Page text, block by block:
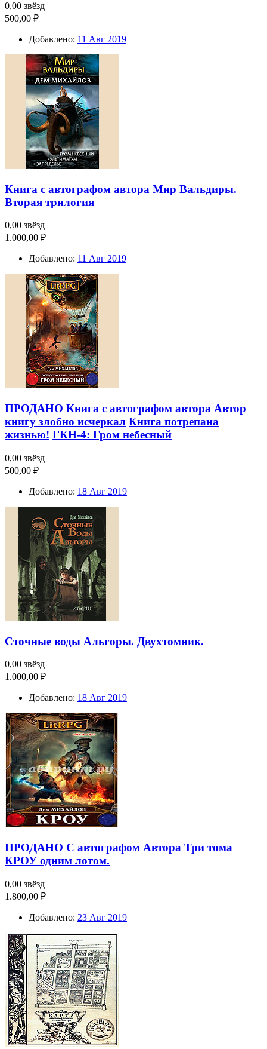
0,00 звёзд
500,00 ₽
Добавлено: 11 Авг 2019
Книга с автографом автора Мир Вальдиры.
Вторая трилогия
0,00 звёзд
1.000,00 ₽
Добавлено: 11 Авг 2019
ПРОДАНО Книга с автографом автора Автор
книгу злобно исчеркал Книга потрепана
жизнью! ГКН-4: Гром небесный
0,00 звёзд
500,00 ₽
Добавлено: 18 Авг 2019
Сточные воды Альгоры. Двухтомник.
0,00 звёзд
1.000,00 ₽
Добавлено: 18 Авг 2019
ПРОДАНО С автографом Автора Три тома
КРОУ одним лотом.
0,00 звёзд
1.800,00 ₽
Добавлено: 23 Авг 2019